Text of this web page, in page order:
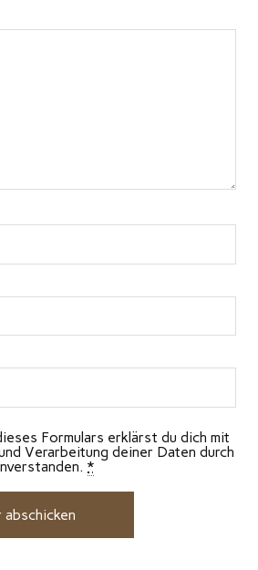
Formulars erklärst du dich mit
Verarbeitung deiner Daten durch
*